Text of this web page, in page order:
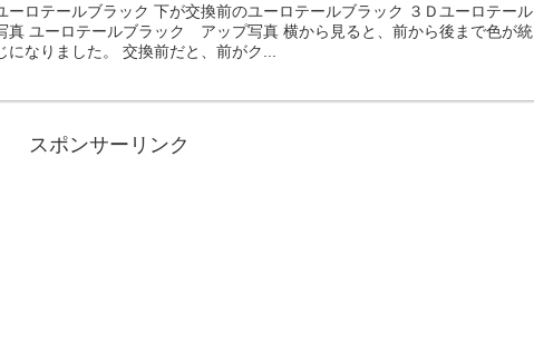
ーロテールブラック 下が交換前のユーロテールブラック ３Ｄユーロテール
ユーロテールブラック アップ写真 横から見ると、前から後まで色が統
になりました。 交換前だと、前がク...
スポンサーリンク